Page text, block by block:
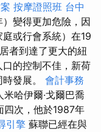
按摩證照班 台中
變得更加危險，因
或行會系統）在19
者到達了更大的紐
的控制不佳，新荷
發展。 會計事務
哈伊爾·戈爾巴喬
次，他於1987年
引擎 蘇聯已經在與